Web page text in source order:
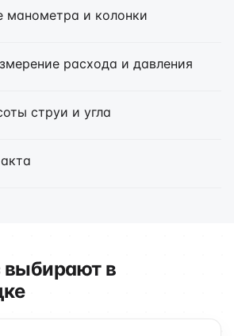
манометра и колонки
расхода и давления
струи и угла
выбирают в